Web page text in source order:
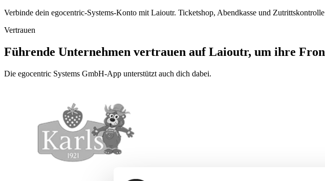
Verbinde dein egocentric-Systems-Konto mit Laioutr. Ticketshop, Abendkasse und
Vertrauen
Führende Unternehmen vertrauen auf Laioutr, um ihre
Die egocentric Systems GmbH-App unterstützt auch dich dabei.